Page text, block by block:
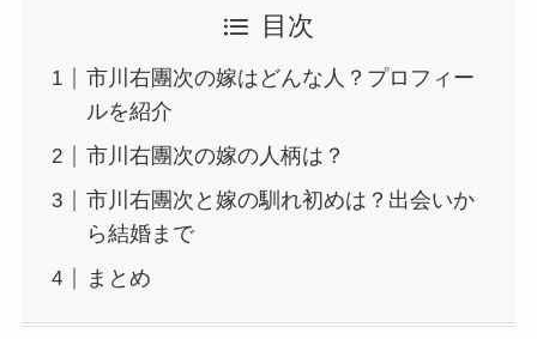
目次
市川右團次の嫁はどんな人？プロフィー
ルを紹介
市川右團次の嫁の人柄は？
市川右團次と嫁の馴れ初めは？出会いか
ら結婚まで
まとめ